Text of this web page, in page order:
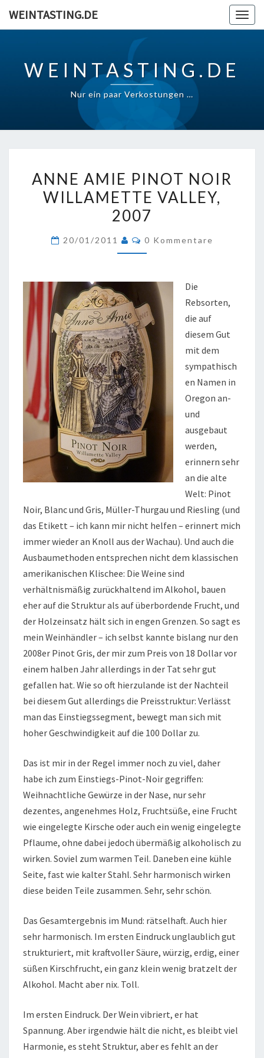
WEINTASTING.DE
WEINTASTING.DE
Nur ein paar Verkostungen …
AMIE
PINOT
NOIR
VALLEY,
ANNE AMIE PINOT NOIR
WILLAMETTE VALLEY,
2007
20/01/2011 Kommentare
0 Kommentare
Die
Rebsorten,
die auf
diesem Gut
mit dem
sympathisch
en Namen in
Oregon an-
und
ausgebaut
werden,
erinnern sehr
an die alte
Welt: Pinot
Noir, Blanc und Gris, Müller-Thurgau und Riesling (und
das Etikett – ich kann mir nicht helfen – erinnert mich
immer wieder an Knoll aus der Wachau). Und auch die
Ausbaumethoden entsprechen nicht dem klassischen
amerikanischen Klischee: Die Weine sind
verhältnismäßig zurückhaltend im Alkohol, bauen
eher auf die Struktur als auf überbordende Frucht, und
der Holzeinsatz hält sich in engen Grenzen. So sagt es
mein Weinhändler – ich selbst kannte bislang nur den
2008er Pinot Gris, der mir zum Preis von 18 Dollar vor
einem halben Jahr allerdings in der Tat sehr gut
gefallen hat. Wie so oft hierzulande ist der Nachteil
bei diesem Gut allerdings die Preisstruktur: Verlässt
man das Einstiegssegment, bewegt man sich mit
hoher Geschwindigkeit auf die 100 Dollar zu.
Das ist mir in der Regel immer noch zu viel, daher
habe ich zum Einstiegs-Pinot-Noir gegriffen:
Weihnachtliche Gewürze in der Nase, nur sehr
dezentes, angenehmes Holz, Fruchtsüße, eine Frucht
wie eingelegte Kirsche oder auch ein wenig eingelegte
Pflaume, ohne dabei jedoch übermäßig alkoholisch zu
wirken. Soviel zum warmen Teil. Daneben eine kühle
Seite, fast wie kalter Stahl. Sehr harmonisch wirken
diese beiden Teile zusammen. Sehr, sehr schön.
Das Gesamtergebnis im Mund: rätselhaft. Auch hier
sehr harmonisch. Im ersten Eindruck unglaublich gut
strukturiert, mit kraftvoller Säure, würzig, erdig, einer
süßen Kirschfrucht, ein ganz klein wenig bratzelt der
Alkohol. Macht aber nix. Toll.
Im ersten Eindruck. Der Wein vibriert, er hat
Spannung. Aber irgendwie hält die nicht, es bleibt viel
Harmonie, es steht Struktur, aber es fehlt an der